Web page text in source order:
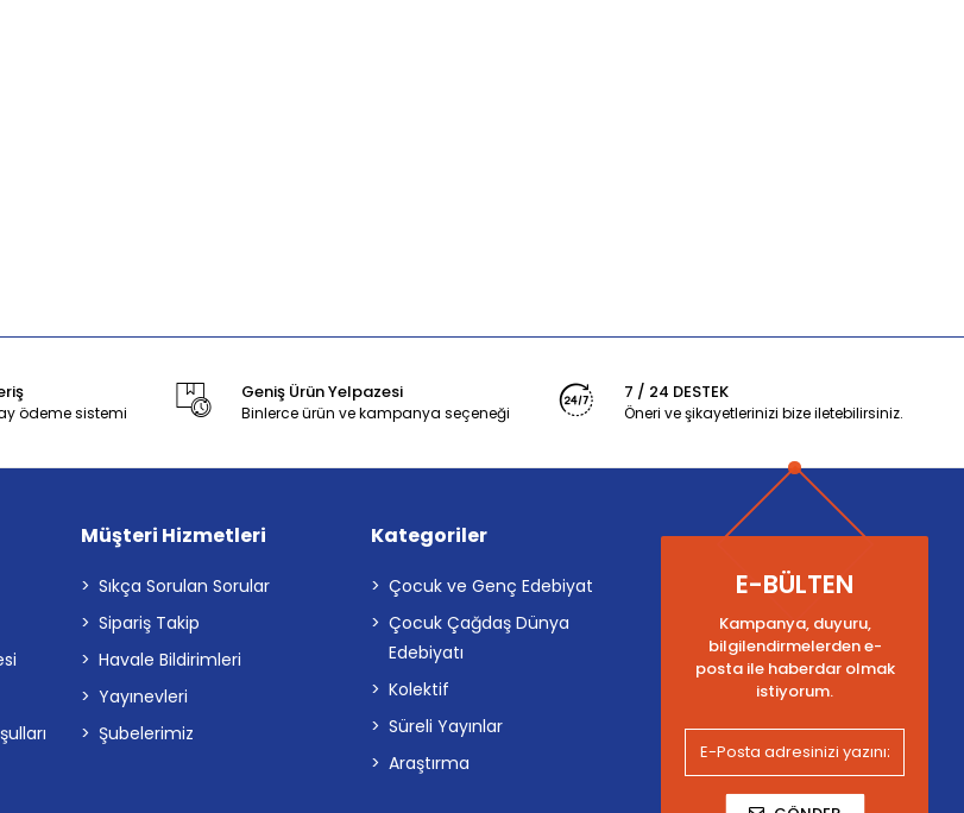
ödeme sistemi
Geniş Ürün Yelpazesi
Binlerce ürün ve kampanya seçeneği
7 / 24 DESTEK
Öneri ve şikayetlerinizi bize iletebilirsiniz.
Müşteri Hizmetleri
Sıkça Sorulan Sorular
Sipariş Takip
Havale Bildirimleri
Yayınevleri
Şubelerimiz
Kategoriler
Çocuk ve Genç Edebiyat
Çocuk Çağdaş Dünya
Edebiyatı
Kolektif
Süreli Yayınlar
Araştırma
E-BÜLTEN
Kampanya, duyuru,
bilgilendirmelerden e-
posta ile haberdar olmak
istiyorum.